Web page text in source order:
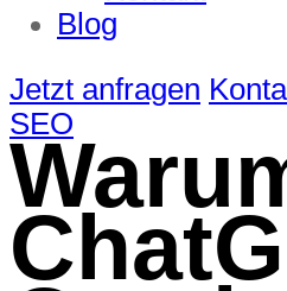
Blog
Jetzt anfragen
SEO